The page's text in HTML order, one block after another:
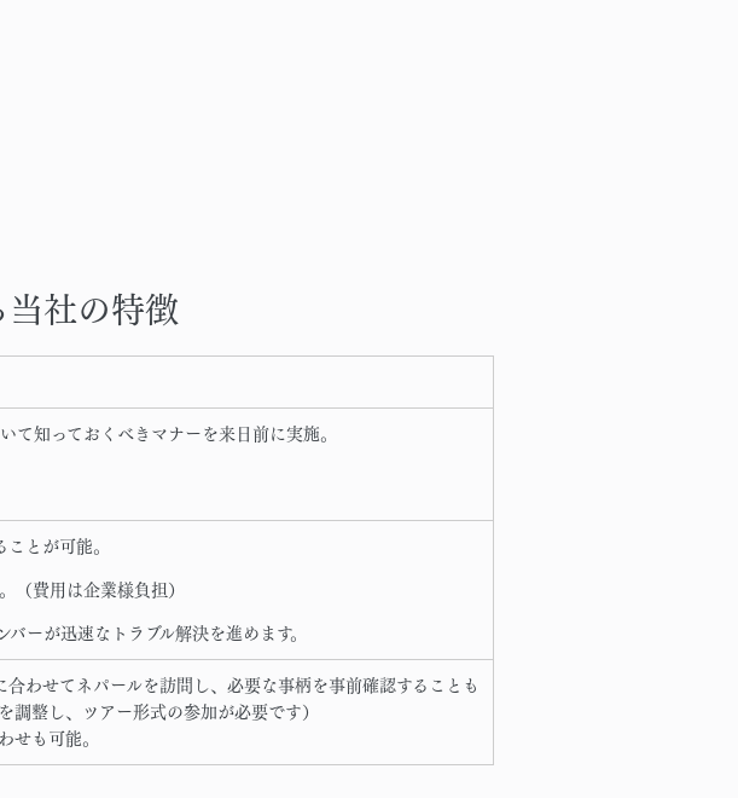
当社の特徴
て知っておくべきマナーを来日前に実施。
とが可能。
（費用は企業様負担）
ーが迅速なトラブル解決を進めます。
わせてネパールを訪問し、必要な事柄を事前確認することも
調整し、ツアー形式の参加が必要です）
せも可能。